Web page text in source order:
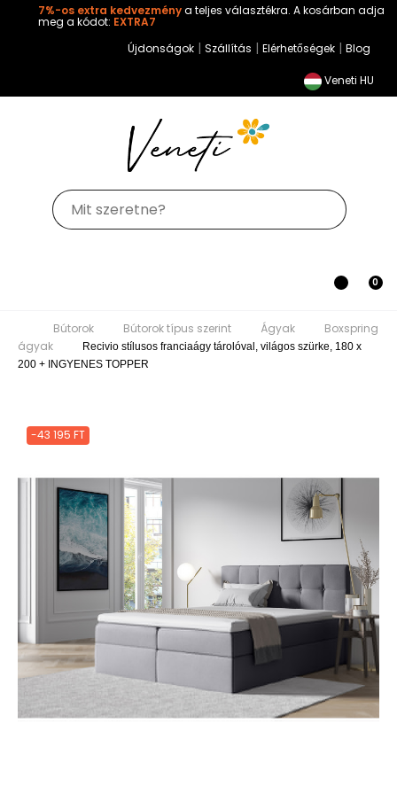
7%-os extra kedvezménya teljes választékra. A kosárban adja
meg a kódot: EXTRA7
Újdonságok| Szállítás | Elérhetőségek | Blog
Veneti HU
0
Bútorok Bútorok típus szerint
Ágyak
Boxspring ágyak
Recivio stílusos franciaágy tárolóval,
világos szürke, 180 x 200 + INGYENES TOPPER
-43 195 FT
Jobb funkciók, testre szabott
tartalom és adatvédelem
Ez a weboldal a jogszabályoknak megfelelően sütiket használ
az Ön eszközén. Kérjük, a webhely további használatához
fogadja el a beállításokat.
Az összes süti elfogadása